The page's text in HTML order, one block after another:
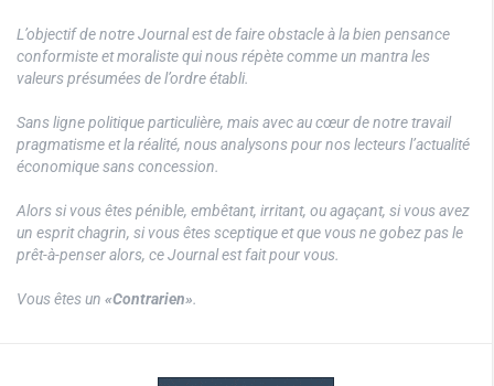
L’objectif de notre Journal est de faire obstacle à la bien pensance
conformiste et moraliste qui nous répète comme un mantra les
valeurs présumées de l’ordre établi.
Sans ligne politique particulière, mais avec au cœur de notre travail
pragmatisme et la réalité, nous analysons pour nos lecteurs l’actualité
économique sans concession.
Alors si vous êtes pénible, embêtant, irritant, ou agaçant, si vous avez
un esprit chagrin, si vous êtes sceptique et que vous ne gobez pas le
prêt-à-penser alors, ce Journal est fait pour vous.
Vous êtes un «Contrarien».